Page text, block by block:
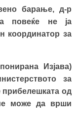
барање, д-р
повеќе не ја
координатор за
Изјава)
за
прибелешката од
може да врши